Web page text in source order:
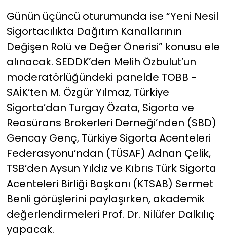
Günün üçüncü oturumunda ise “Yeni Nesil
Sigortacılıkta Dağıtım Kanallarının
Değişen Rolü ve Değer Önerisi” konusu ele
alınacak. SEDDK’den Melih Özbulut’un
moderatörlüğündeki panelde TOBB -
SAİK’ten M. Özgür Yılmaz, Türkiye
Sigorta’dan Turgay Özata, Sigorta ve
Reasürans Brokerleri Derneği’nden (SBD)
Gencay Genç, Türkiye Sigorta Acenteleri
Federasyonu’ndan (TÜSAF) Adnan Çelik,
TSB’den Aysun Yıldız ve Kıbrıs Türk Sigorta
Acenteleri Birliği Başkanı (KTSAB) Sermet
Benli görüşlerini paylaşırken, akademik
değerlendirmeleri Prof. Dr. Nilüfer Dalkılıç
yapacak.